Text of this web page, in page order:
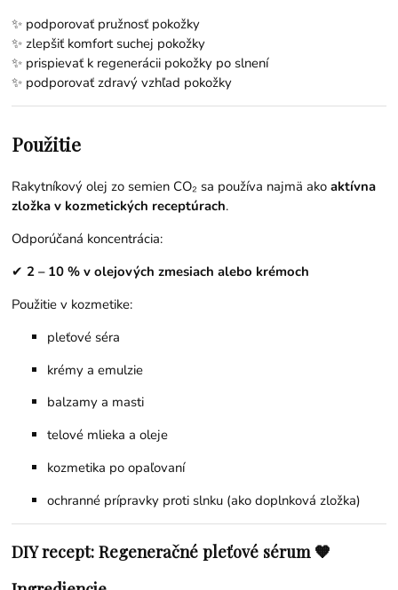
✨ podporovať pružnosť pokožky
✨ zlepšiť komfort suchej pokožky
✨ prispievať k regenerácii pokožky po slnení
✨ podporovať zdravý vzhľad pokožky
Použitie
Rakytníkový olej zo semien CO₂ sa používa najmä akoaktívna
zložka v kozmetických receptúrach.
Odporúčaná koncentrácia:
✔ 2 – 10 % v olejových zmesiach alebo krémoch
Použitie v kozmetike:
pleťové séra
krémy a emulzie
balzamy a masti
telové mlieka a oleje
kozmetika po opaľovaní
ochranné prípravky proti slnku (ako doplnková zložka)
DIY recept: Regeneračné pleťové sérum 🧡